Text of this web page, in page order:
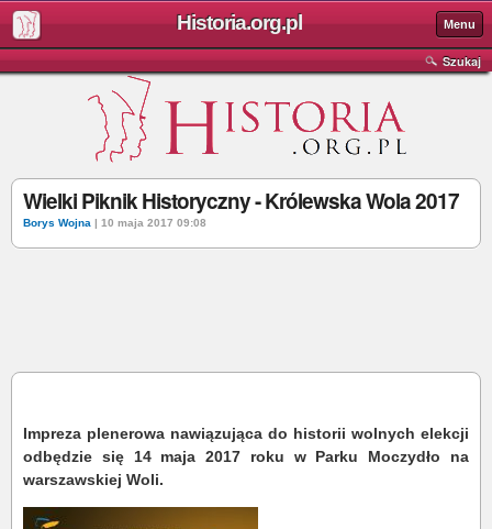
Historia.org.pl Menu
Szukaj
Wielki Piknik Historyczny - Królewska Wola 2017
Borys Wojna | 10 maja 2017 09:08
Impreza plenerowa nawiązująca do historii wolnych elekcji
odbędzie się 14 maja 2017 roku w Parku Moczydło na
warszawskiej Woli.